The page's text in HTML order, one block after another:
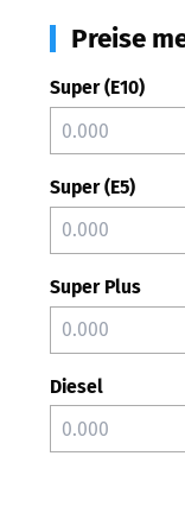
Preise
Super (E10)
Super (E5)
Super Plus
Diesel